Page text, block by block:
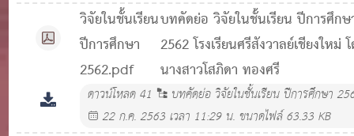
วิจัยในชั้นเรียน
ปีการศึกษา
2562.pdf
บทคัดย่อ วิจัยในชั้นเรียน ปีการศึก
2562 โรงเรียนศรีสังวาลย์เชียงใหม่
นางสาวโสภิดา ทองศรี
ดาวน์โหลด41
บทคัดย่อ วิจัยในชั้นเรียน ปีการศึกษา
22 ก.ค. 2563 เวลา 11:29 น. ขนาดไฟล์ 63.33 KB